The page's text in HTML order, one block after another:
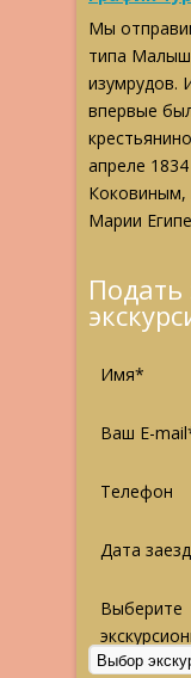
Мы
типа
изумрудов.
впервые
апреле
Коковиным,
Марии
Подать
Имя*
Ваш E-
Телефон
Дата
Выберите